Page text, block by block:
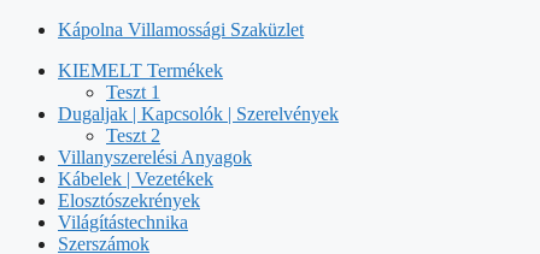
Kápolna Villamossági Szaküzlet
KIEMELT Termékek
Teszt 1
Dugaljak | Kapcsolók | Szerelvények
Teszt 2
Villanyszerelési Anyagok
Kábelek | Vezetékek
Elosztószekrények
Világítástechnika
Szerszámok